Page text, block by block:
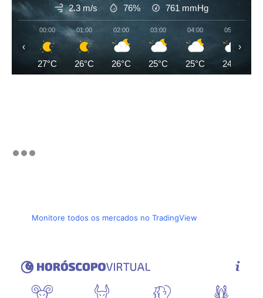
2.3 m/s 76% 761 mmHg
00:00
27°C
01:00
26°C
02:00
26°C
03:00
25°C
04:00
25°C
05:00
24°C
‹ ›
Monitore todos os mercados no TradingView